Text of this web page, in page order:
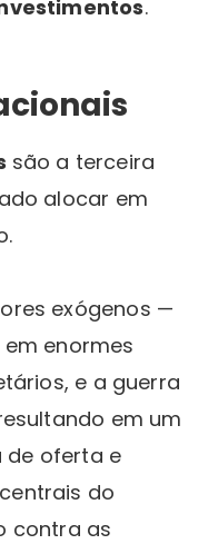
.
são a terceira
alocar em
exógenos —
enormes
e a guerra
em um
de oferta e
do
contra as